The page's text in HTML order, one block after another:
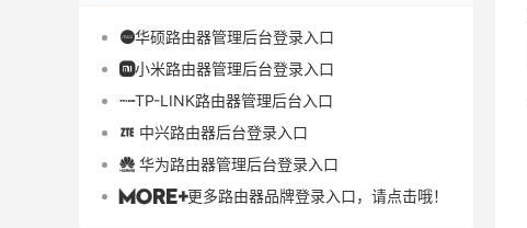
华硕路由器管理后台登录入口
小米路由器管理后台登录入口
TP-LINK路由器管理后台入口
 中兴路由器后台登录入口
 华为路由器管理后台登录入口
更多路由器品牌登录入口，请点击哦！